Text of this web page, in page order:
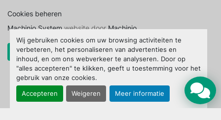
Wij gebruiken cookies om uw browsing activiteiten te
verbeteren, het personaliseren van advertenties en
inhoud, en om ons webverkeer te analyseren. Door op
"alles accepteren" te klikken, geeft u toestemming voor het
gebruik van onze cookies.
Accepteren Weigeren Meer informatie
Cookies beheren
Machinio Systemwebsite doorMachinio